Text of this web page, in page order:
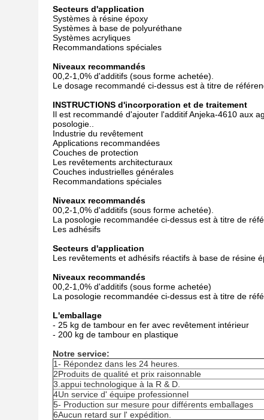
Secteurs d'application
Systèmes à résine époxy
Systèmes à base de polyuréthane
Systèmes acryliques
Recommandations spéciales
Niveaux recommandés
00,2-1,0% d'additifs (sous forme achetée).
Le dosage recommandé ci-dessus est à titre de
INSTRUCTIONS d'incorporation et de traitement
Il est recommandé d'ajouter l'additif Anjeka-4610 aux
posologie..
Industrie du revêtement
Applications recommandées
Couches de protection
Les revêtements architecturaux
Couches industrielles générales
Recommandations spéciales
Niveaux recommandés
00,2-1,0% d'additifs (sous forme achetée).
La posologie recommandée ci-dessus est à titre de
Les adhésifs
Secteurs d'application
Les revêtements et adhésifs réactifs à base de résine
Niveaux recommandés
00,2-1,0% d'additifs (sous forme achetée)
La posologie recommandée ci-dessus est à titre de
L'emballage
- 25 kg de tambour en fer avec revêtement intérieur
- 200 kg de tambour en plastique
Notre service:
1- Répondez dans les 24 heures.
2Produits de qualité et prix raisonnable
3.appui technologique à la R & D.
4Un service d' équipe professionnel
5- Production sur mesure pour différents emballages
6Aucun retard sur l' expédition.